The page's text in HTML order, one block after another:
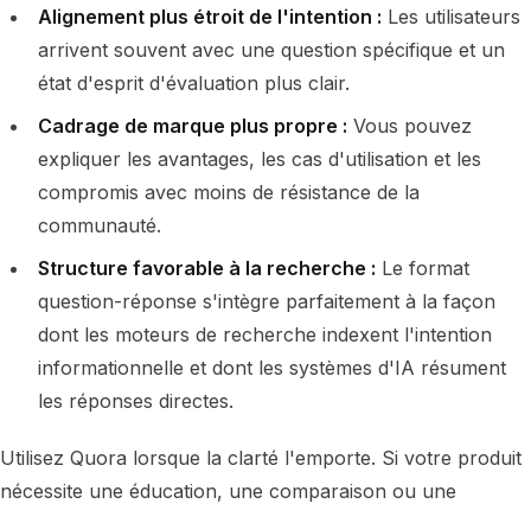
Alignement plus étroit de l'intention : Les utilisateurs
arrivent souvent avec une question spécifique et un
état d'esprit d'évaluation plus clair.
Cadrage de marque plus propre : Vous pouvez
expliquer les avantages, les cas d'utilisation et les
compromis avec moins de résistance de la
communauté.
Structure favorable à la recherche : Le format
question-réponse s'intègre parfaitement à la façon
dont les moteurs de recherche indexent l'intention
informationnelle et dont les systèmes d'IA résument
les réponses directes.
Utilisez Quora lorsque la clarté l'emporte. Si votre produit
nécessite une éducation, une comparaison ou une